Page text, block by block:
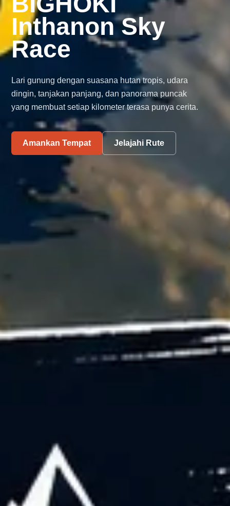
Inthanon Sky
Race
Lari gunung dengan suasana hutan tropis, udara
dingin, tanjakan panjang, dan panorama puncak
yang membuat setiap kilometer terasa punya cerita.
Amankan Tempat Jelajahi Rute